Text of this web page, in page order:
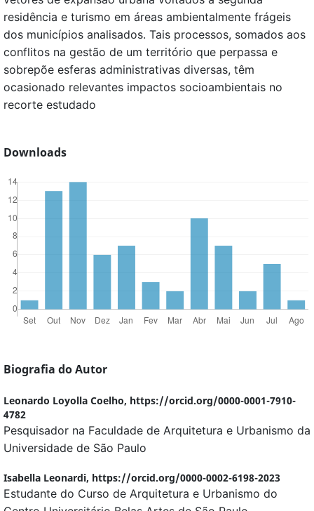
residência e turismo em áreas ambientalmente frágeis
dos municípios analisados. Tais processos, somados aos
conflitos na gestão de um território que perpassa e
sobrepõe esferas administrativas diversas, têm
ocasionado relevantes impactos socioambientais no
recorte estudado
Downloads
Biografia do Autor
Leonardo Loyolla Coelho, https://orcid.org/0000-0001-7910-
4782
Pesquisador na Faculdade de Arquitetura e Urbanismo da
Universidade de São Paulo
Isabella Leonardi, https://orcid.org/0000-0002-6198-2023
Estudante do Curso de Arquitetura e Urbanismo do